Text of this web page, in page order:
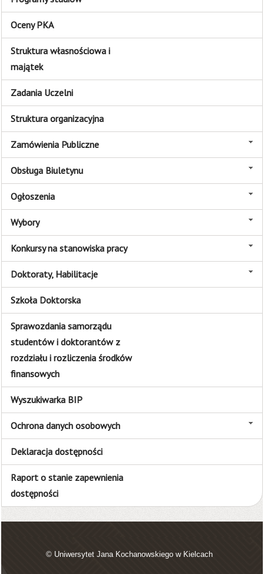
Oceny PKA
Struktura własnościowa i
majątek
Zadania Uczelni
Struktura organizacyjna
Zamówienia Publiczne
Obsługa Biuletynu
Ogłoszenia
Wybory
Konkursy na stanowiska pracy
Doktoraty, Habilitacje
Szkoła Doktorska
Sprawozdania samorządu
studentów i doktorantów z
rozdziału i rozliczenia środków
finansowych
Wyszukiwarka BIP
Ochrona danych osobowych
Deklaracja dostępności
Raport o stanie zapewnienia
dostępności
© Uniwersytet Jana Kochanowskiego w Kielcach